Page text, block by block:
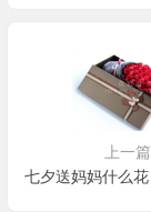
上一篇